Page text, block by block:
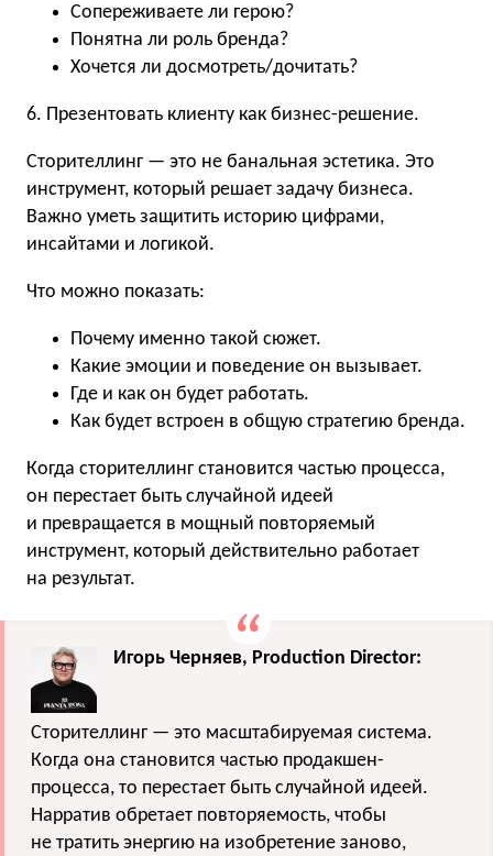
Сопереживаете ли герою?
Понятна ли роль бренда?
Хочется ли досмотреть/дочитать?
6. Презентовать клиенту как бизнес-решение.
Сторителлинг — это не банальная эстетика. Это
инструмент, который решает задачу бизнеса.
Важно уметь защитить историю цифрами,
инсайтами и логикой.
Что можно показать:
Почему именно такой сюжет.
Какие эмоции и поведение он вызывает.
Где и как он будет работать.
Как будет встроен в общую стратегию бренда.
Когда сторителлинг становится частью процесса,
он перестает быть случайной идеей
и превращается в мощный повторяемый
инструмент, который действительно работает
на результат.
Игорь Черняев, Production Director:
Сторителлинг — это масштабируемая система.
Когда она становится частью продакшен-
процесса, то перестает быть случайной идеей.
Нарратив обретает повторяемость, чтобы
не тратить энергию на изобретение заново,